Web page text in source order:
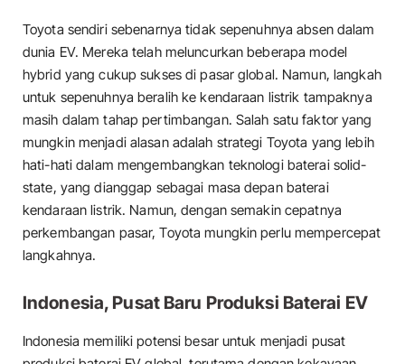
Toyota sendiri sebenarnya tidak sepenuhnya absen dalam
dunia EV. Mereka telah meluncurkan beberapa model
hybrid yang cukup sukses di pasar global. Namun, langkah
untuk sepenuhnya beralih ke kendaraan listrik tampaknya
masih dalam tahap pertimbangan. Salah satu faktor yang
mungkin menjadi alasan adalah strategi Toyota yang lebih
hati-hati dalam mengembangkan teknologi baterai solid-
state, yang dianggap sebagai masa depan baterai
kendaraan listrik. Namun, dengan semakin cepatnya
perkembangan pasar, Toyota mungkin perlu mempercepat
langkahnya.
Indonesia, Pusat Baru Produksi Baterai EV
Indonesia memiliki potensi besar untuk menjadi pusat